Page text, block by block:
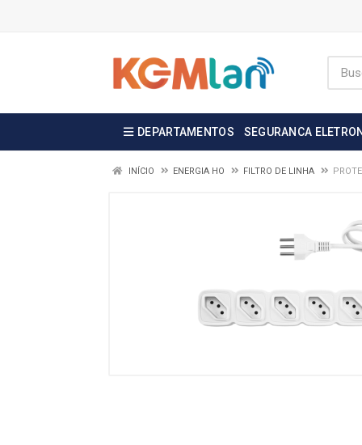
DEPARTAMENTOS SEGURANCA
INÍCIO ENERGIA HO FILTRO DE LINHA